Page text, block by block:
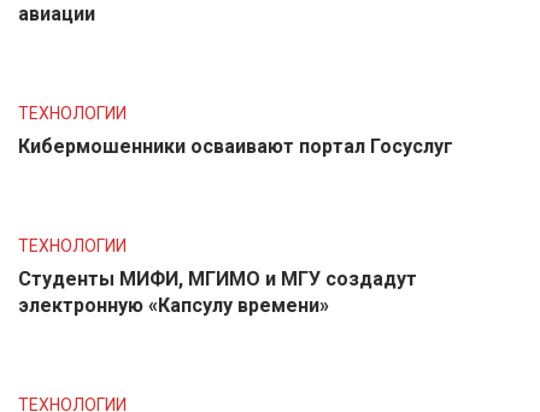
авиации
ТЕХНОЛОГИИ
Кибермошенники осваивают портал Госуслуг
ТЕХНОЛОГИИ
Студенты МИФИ, МГИМО и МГУ создадут
электронную «Капсулу времени»
ТЕХНОЛОГИИ